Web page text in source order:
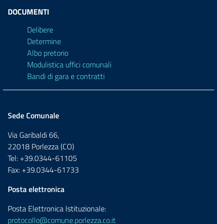
DOCUMENTI
Delibere
Determine
Albo pretorio
Modulistica uffici comunali
Bandi di gara e contratti
Sede Comunale
Via Garibaldi 66,
22018 Porlezza (CO)
Tel: +39.0344-61105
Fax: +39.0344-61733
Posta elettronica
Posta Elettronica Istituzionale:
protocollo@comune.porlezza.co.it